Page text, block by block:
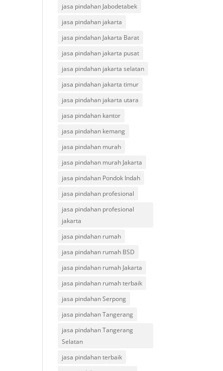
jasa pindahan Jabodetabek
jasa pindahan jakarta
jasa pindahan Jakarta Barat
jasa pindahan jakarta pusat
jasa pindahan jakarta selatan
jasa pindahan jakarta timur
jasa pindahan jakarta utara
jasa pindahan kantor
jasa pindahan kemang
jasa pindahan murah
jasa pindahan murah Jakarta
jasa pindahan Pondok Indah
jasa pindahan profesional
jasa pindahan profesional
jakarta
jasa pindahan rumah
jasa pindahan rumah BSD
jasa pindahan rumah Jakarta
jasa pindahan rumah terbaik
jasa pindahan Serpong
jasa pindahan Tangerang
jasa pindahan Tangerang
Selatan
jasa pindahan terbaik